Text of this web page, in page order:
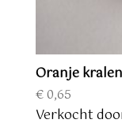
Oranje
€0,65
Verkocht